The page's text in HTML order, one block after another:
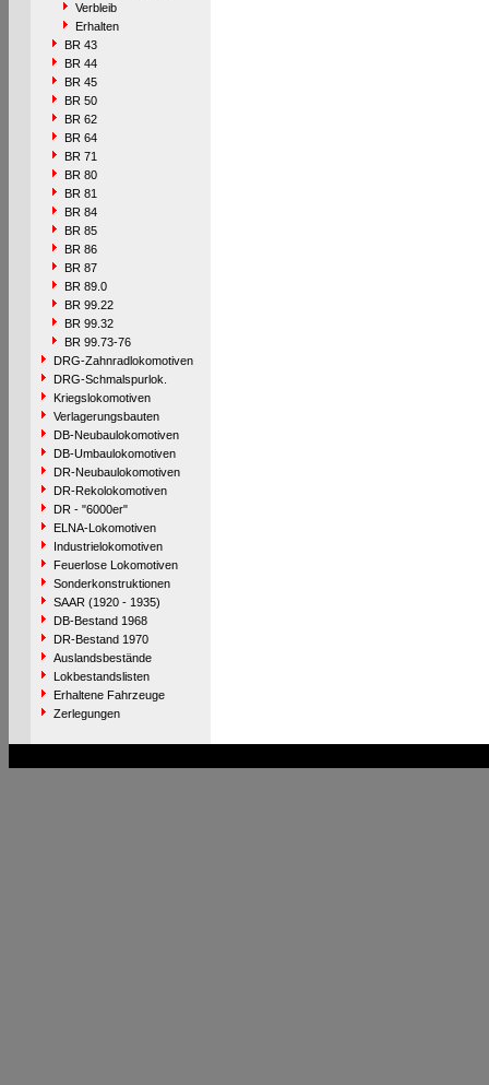
Verbleib
Erhalten
BR 43
BR 44
BR 45
BR 50
BR 62
BR 64
BR 71
BR 80
BR 81
BR 84
BR 85
BR 86
BR 87
BR 89.0
BR 99.22
BR 99.32
BR 99.73-76
DRG-Zahnradlokomotiven
DRG-Schmalspurlok.
Kriegslokomotiven
Verlagerungsbauten
DB-Neubaulokomotiven
DB-Umbaulokomotiven
DR-Neubaulokomotiven
DR-Rekolokomotiven
DR - "6000er"
ELNA-Lokomotiven
Industrielokomotiven
Feuerlose Lokomotiven
Sonderkonstruktionen
SAAR (1920 - 1935)
DB-Bestand 1968
DR-Bestand 1970
Auslandsbestände
Lokbestandslisten
Erhaltene Fahrzeuge
Zerlegungen